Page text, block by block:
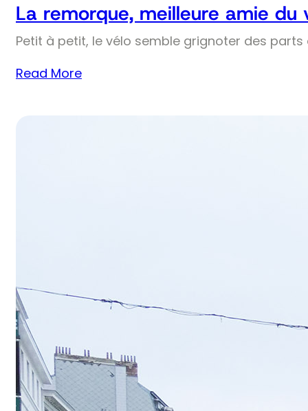
La remorque, meilleure amie du
Petit à petit, le vélo semble grignoter des
Read More